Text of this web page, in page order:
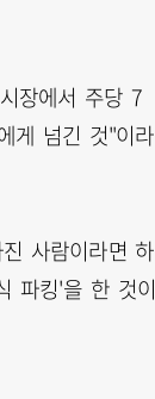
장에서 주당 7
게 넘긴 것"이라
사람이라면 하
파킹'을 한 것이